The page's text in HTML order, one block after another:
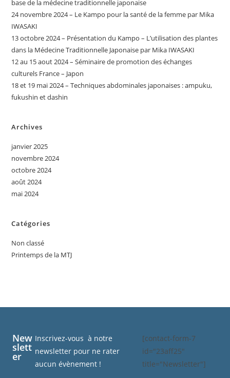
base de la médecine traditionnelle japonaise
24 novembre 2024 – Le Kampo pour la santé de la femme par Mika
IWASAKI
13 octobre 2024 – Présentation du Kampo – L’utilisation des plantes
dans la Médecine Traditionnelle Japonaise par Mika IWASAKI ​
12 au 15 aout 2024 – Séminaire de promotion des échanges
culturels France – Japon
18 et 19 mai 2024 – Techniques abdominales japonaises : ampuku,
fukushin et dashin
Archives
janvier 2025
novembre 2024
octobre 2024
août 2024
mai 2024
Catégories
Non classé
Printemps de la MTJ
New
slett
er
Inscrivez-vous à notre
newsletter pour ne rater
aucun évènement !
[contact-form-7
id="23aff25"
title="Newsletter"]